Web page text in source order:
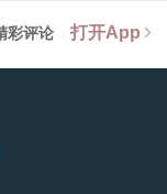
彩评论 打开App